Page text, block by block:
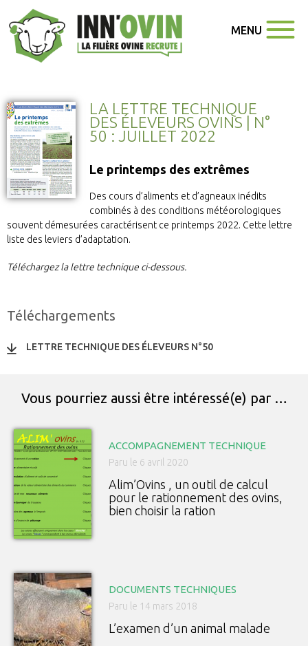
MENU
LA LETTRE TECHNIQUE
DES ÉLEVEURS OVINS | N°
50 : JUILLET 2022
Le printemps des extrêmes
Des cours d’aliments et d’agneaux inédits
combinés à des conditions météorologiques
souvent démesurées caractérisent ce printemps 2022. Cette lettre
liste des leviers d’adaptation.
Téléchargez la lettre technique ci-dessous.
Téléchargements
LETTRE TECHNIQUE DES ÉLEVEURS N°50
Vous pourriez aussi être intéressé(e) par …
ACCOMPAGNEMENT TECHNIQUE
Paru le 6 avril 2020
Alim’Ovins , un outil de calcul
pour le rationnement des ovins,
bien choisir la ration
DOCUMENTS TECHNIQUES
Paru le 14 mars 2018
L’examen d’un animal malade